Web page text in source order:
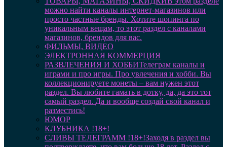
можно найти каналы интернет-магазинов или
просто частные бренды. Хотите шопинга по
уникальным вещам, то этот раздел с каналами
магазинов, брендов для вас.
ФИЛЬМЫ, ВИДЕО
ЭЛЕКТРОННАЯ КОММЕРЦИЯ
РАЗВЛЕЧЕНИЯ И ХОББИТелеграм каналы и
играми и про игры. Про увлечения и хобби. Вы
коллекционируете монеты – вам нужен этот
раздел. Вы любите гамать в дотку, да, да это тот
самый раздел. Да и вообще создай свой канал и
разместись!
ЮМОР
КЛУБНИКА !18+!
СЛИВЫ ТЕЛЕГРАММ !18+!Заходя в раздел вы